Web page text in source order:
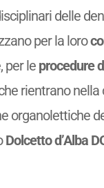
delle
per la loro
per le procedure
rientrano
organolettiche
Dolcetto d’Alba